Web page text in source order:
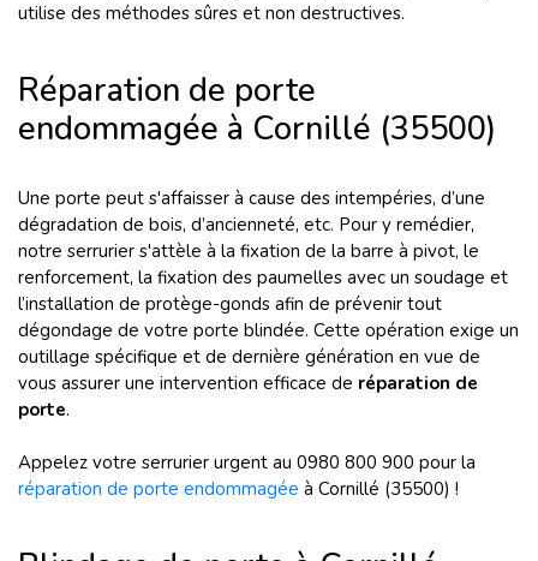
utilise des méthodes sûres et non destructives.
Réparation de porte
endommagée à Cornillé (35500)
Une porte peut s'affaisser à cause des intempéries, d’une
dégradation de bois, d’ancienneté, etc. Pour y remédier,
notre serrurier s'attèle à la fixation de la barre à pivot, le
renforcement, la fixation des paumelles avec un soudage et
l’installation de protège-gonds afin de prévenir tout
dégondage de votre porte blindée. Cette opération exige un
outillage spécifique et de dernière génération en vue de
vous assurer une intervention efficace de réparation de
porte.
Appelez votre serrurier urgent au 0980 800 900 pour la
réparation de porte endommagée à Cornillé (35500) !